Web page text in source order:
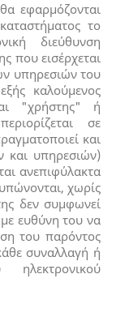
εφαρμόζονται
το
διεύθυνση
που εισέρχεται
υπηρεσιών του
καλούμενος
"χρήστης" ή
σε
και
και υπηρεσιών)
ανεπιφύλακτα
χωρίς
δεν συμφωνεί
ευθύνη του να
του παρόντος
συναλλαγή ή